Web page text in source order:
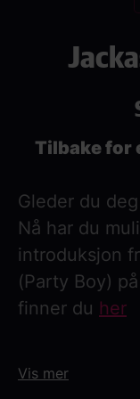
Tilbake for
Gleder du
Nå har du
introduksjon
(Party Boy)
finner du her
Vis mer